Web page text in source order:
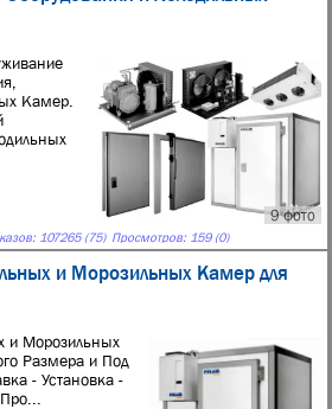
9 фото
Камер.
107265 (75) Просмотров: 159 (0)
и Морозильных Камер для
и Морозильных
Размера и Под
- Установка -